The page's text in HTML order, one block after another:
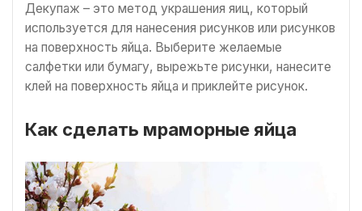
Декупаж – это метод украшения яиц, который
используется для нанесения рисунков или рисунков
на поверхность яйца. Выберите желаемые
салфетки или бумагу, вырежьте рисунки, нанесите
клей на поверхность яйца и приклейте рисунок.
Как сделать мраморные яйца